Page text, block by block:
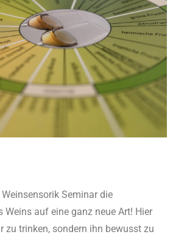
Seminar die
Weins auf eine ganz neue Art! Hier
zu trinken, sondern ihn bewusst zu